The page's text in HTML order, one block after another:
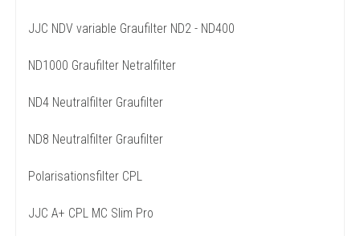
JJC NDV variable Graufilter ND2 - ND400
ND1000 Graufilter Netralfilter
ND4 Neutralfilter Graufilter
ND8 Neutralfilter Graufilter
Polarisationsfilter CPL
JJC A+ CPL MC Slim Pro